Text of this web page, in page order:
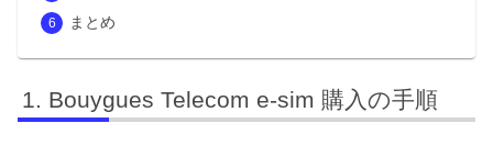
まとめ
Bouygues Telecom e-sim 購入の手順